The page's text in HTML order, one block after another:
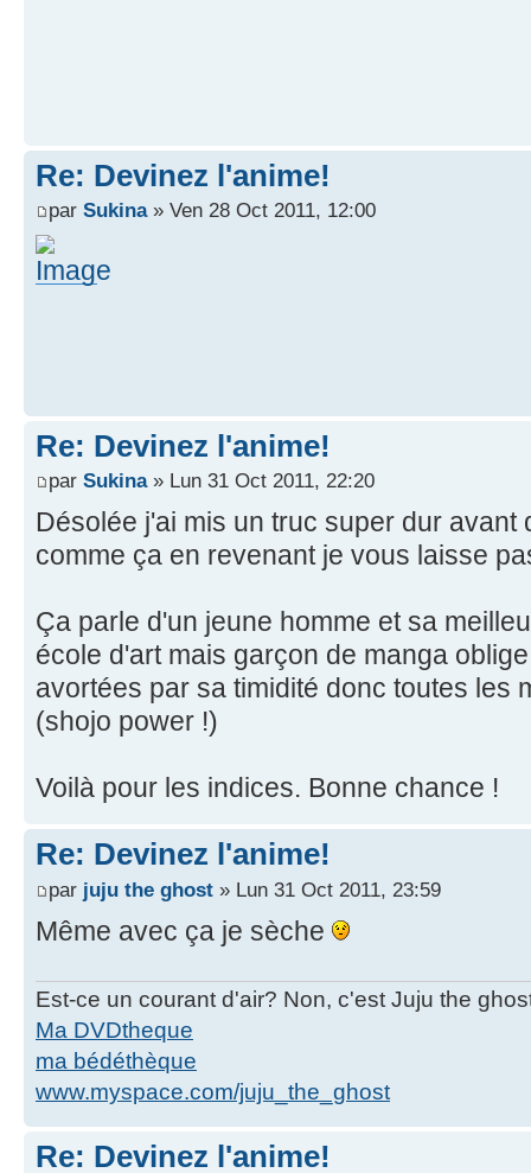
Re: Devinez l'anime!
par Sukina» Ven 28 Oct 2011, 12:00
Re: Devinez l'anime!
par Sukina» Lun 31 Oct 2011, 22:20
Désolée j'ai mis un truc super dur avant
comme ça en revenant je vous laisse
Ça parle d'un jeune homme et sa
école d'art mais garçon de manga
avortées par sa timidité donc toutes les
(shojo power !)
Voilà pour les indices. Bonne chance !
Re: Devinez l'anime!
par juju the ghost » Lun 31 Oct 2011, 23:59
Même avec ça je sèche
Est-ce un courant d'air? Non, c'est Juju the
Ma DVDtheque
ma bédéthèque
www.myspace.com/juju_the_ghost
Re: Devinez l'anime!